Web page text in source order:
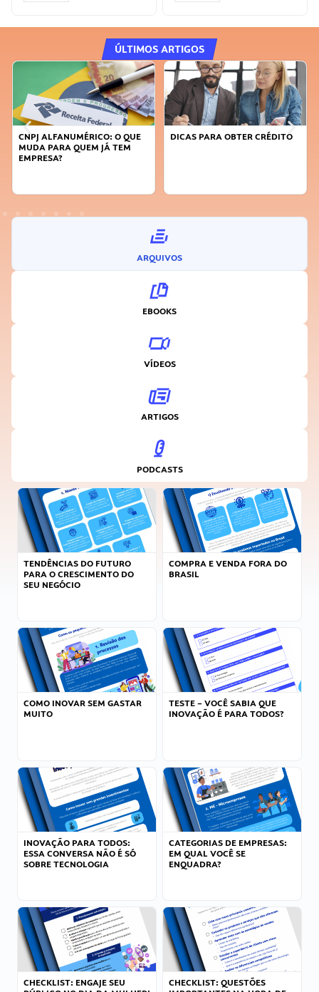
ÚLTIMOS ARTIGOS
CNPJ ALFANUMÉRICO: O QUE
MUDA PARA QUEM JÁ TEM
EMPRESA?
DICAS PARA OBTER CRÉDITO
ARQUIVOS
EBOOKS
VÍDEOS
ARTIGOS
PODCASTS
TENDÊNCIAS DO FUTURO
PARA O CRESCIMENTO DO
SEU NEGÓCIO
COMPRA E VENDA FORA DO
BRASIL
COMO INOVAR SEM GASTAR
MUITO
TESTE – VOCÊ SABIA QUE
INOVAÇÃO É PARA TODOS?
INOVAÇÃO PARA TODOS:
ESSA CONVERSA NÃO É SÓ
SOBRE TECNOLOGIA
CATEGORIAS DE EMPRESAS:
EM QUAL VOCÊ SE
ENQUADRA?
CHECKLIST: ENGAJE SEU
CHECKLIST: QUESTÕES